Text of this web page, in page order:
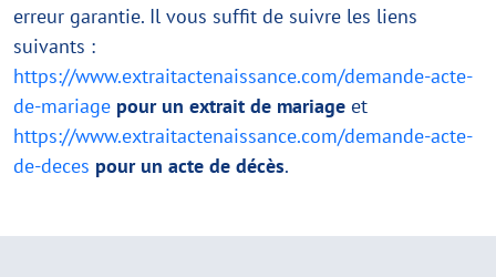
erreur garantie. Il vous suffit de suivre les liens
suivants :
https://www.extraitactenaissance.com/demande-acte-
de-mariage pour un extrait de mariage et
https://www.extraitactenaissance.com/demande-acte-
de-deces pour un acte de décès.